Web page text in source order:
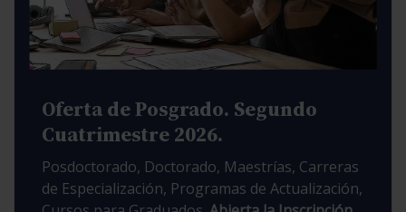
Oferta de Posgrado. Segundo
Cuatrimestre 2026.
Posdoctorado, Doctorado, Maestrías, Carreras
de Especialización, Programas de Actualización,